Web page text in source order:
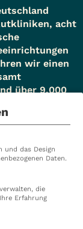
acht
wir einen
über 9.000
und das Design
Daten.
die
Erfahrung